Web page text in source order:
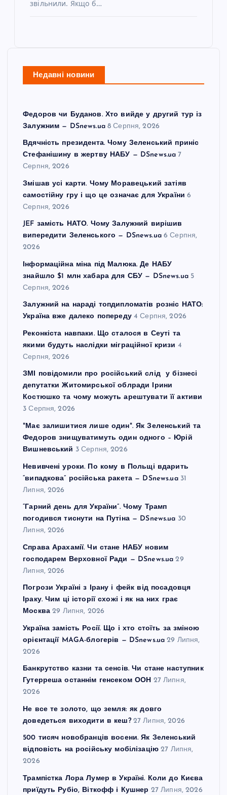
звільнили. Якщо б…
Недавні новини
Федоров чи Буданов. Хто вийде у другий тур із
Залужним — DSnews.ua 8 Серпня, 2026
Вдячність президента. Чому Зеленський приніс
Стефанішину в жертву НАБУ — DSnews.ua 7
Серпня, 2026
Змішав усі карти. Чому Моравецький затіяв
самостійну гру і що це означає для України 6
Серпня, 2026
JEF замість НАТО. Чому Залужний вирішив
випередити Зеленського — DSnews.ua 6 Серпня,
2026
Інформаційна міна під Малюка. Де НАБУ
знайшло $1 млн хабара для СБУ — DSnews.ua 5
Серпня, 2026
Залужний на нараді топдипломатів розніс НАТО:
Україна вже далеко попереду 4 Серпня, 2026
Реконкіста навпаки. Що сталося в Сеуті та
якими будуть наслідки міграційної кризи 4
Серпня, 2026
ЗМІ повідомили про російський слід у бізнесі
депутатки Житомирської облради Ірини
Костюшко та чому можуть арештувати її активи
3 Серпня, 2026
"Має залишитися лише один". Як Зеленський та
Федоров знищуватимуть один одного – Юрій
Вишневський 3 Серпня, 2026
Невивчені уроки. По кому в Польщі вдарить
“випадкова” російська ракета — DSnews.ua 31
Липня, 2026
“Гарний день для України”. Чому Трамп
погодився тиснути на Путіна — DSnews.ua 30
Липня, 2026
Справа Арахамії. Чи стане НАБУ новим
господарем Верховної Ради — DSnews.ua 29
Липня, 2026
Погрози Україні з Ірану і фейк від посадовця
Іраку. Чим ці історії схожі і як на них грає
Москва 29 Липня, 2026
Україна замість Росії. Що і хто стоїть за зміною
орієнтації MAGA-блогерів — DSnews.ua 29 Липня,
2026
Банкрутство казни та сенсів. Чи стане наступник
Гутерреша останнім генсеком ООН 27 Липня,
2026
Не все те золото, що земля: як довго
доведеться виходити в кеш? 27 Липня, 2026
500 тисяч новобранців восени. Як Зеленський
відповість на російську мобілізацію 27 Липня,
2026
Трампістка Лора Лумер в Україні. Коли до Києва
приїдуть Рубіо, Віткофф і Кушнер 27 Липня, 2026